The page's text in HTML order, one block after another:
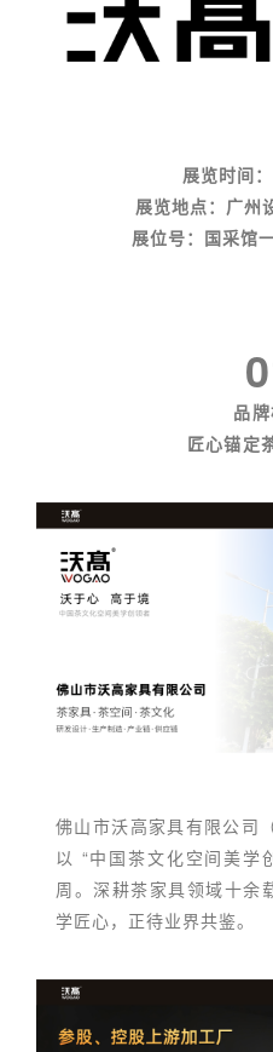
展览时间
展览地点：广州
展位号：国采馆
品
匠心锚定
佛山市沃高家具有限公司
以 “中国茶文化空间美学
周。深耕茶家具领域十余
学匠心，正待业界共鉴。